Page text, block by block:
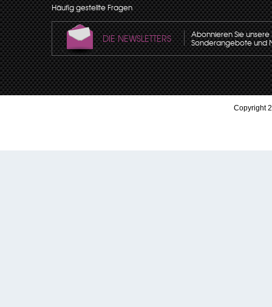
Häufig gestellte Fragen
DIE NEWSLETTERS Abonnieren Sie
Sonderangebote und
Copyright